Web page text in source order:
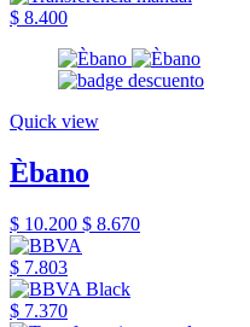
$ 8.400
Quick view
Èbano
$ 10.200 $ 8.670
$ 7.803
$ 7.370